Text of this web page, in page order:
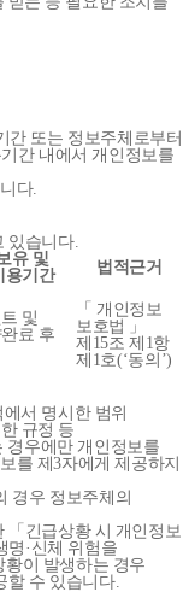
간 또는 정보주체로부터
간 내에서 개인정보를
다.
있습니다.
유 및
용기간
법적근거
및
료 후
「 개인정보
보호법 」
제15조 제1항
제1호(‘동의’)
서 명시한 범위
규정 등
경우에만 개인정보를
를 제3자에게 제공하지
경우 정보주체의
「긴급상황 시 개인정보
명·신체 위험을
황이 발생하는 경우
할 수 있습니다.